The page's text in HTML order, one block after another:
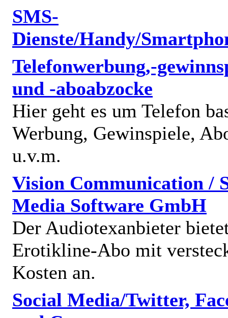
SMS-
Dienste/Handy/
Telefonwerbung,-
und -aboabzocke
Hier geht es um Telefon
Werbung, Gewinspiele,
u.v.m.
Vision Communication /
Media Software GmbH
Der Audiotexanbieter
Erotikline-Abo mit
Kosten an.
Social Media/Twitter,